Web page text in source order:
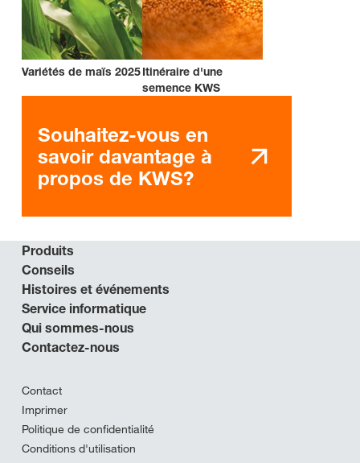
Variétés de maïs 2025Itinéraire d'une
semence KWS
Souhaitez-vous en
savoir davantage à
propos de KWS?
Produits
Conseils
Histoires et événements
Service informatique
Qui sommes-nous
Contactez-nous
Contact
Imprimer
Politique de confidentialité
Conditions d'utilisation